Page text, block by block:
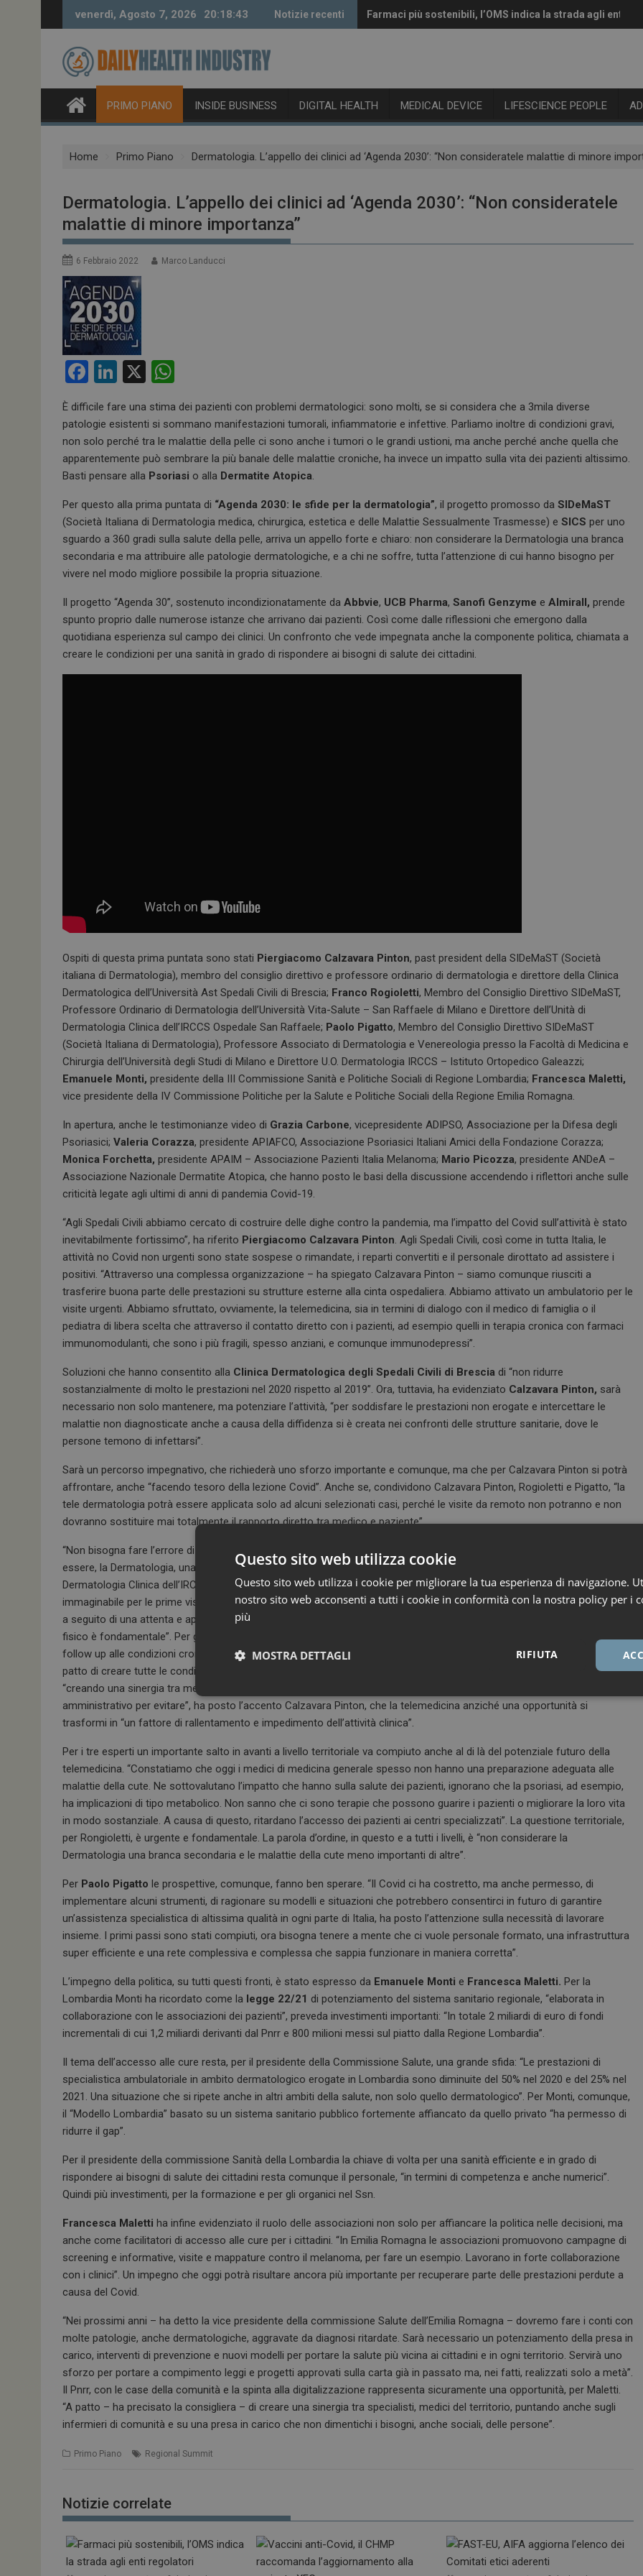
venerdì, Agosto 7, 2026 20:18:44 Notizie recenti Farmaci più sostenibili, l’OMS indica la strada agli enti
Vaccini anti-Covid, il CHMP raccomanda l’aggiornamento
PRIMO PIANO INSIDE BUSINESS DIGITAL HEALTH MEDICAL DEVICE LIFESCIENCE PEOPLE
Home Primo Piano Dermatologia. L’appello dei clinici ad ‘Agenda 2030’: “Non consideratele malattie di minore
Dermatologia. L’appello dei clinici ad ‘Agenda 2030’: “Non consideratele
malattie di minore importanza”
6 Febbraio 2022 Marco Landucci
F
ce
b
o
o
k
Li
ke
dI
n
X
at
s
A
p
p
È difficile fare una stima dei pazienti con problemi dermatologici: sono molti, se si considera che a 3mila diverse
patologie esistenti si sommano manifestazioni tumorali, infiammatorie e infettive. Parliamo inoltre di condizioni gravi,
non solo perché tra le malattie della pelle ci sono anche i tumori o le grandi ustioni, ma anche perché anche quella che
apparentemente può sembrare la più banale delle malattie croniche, ha invece un impatto sulla vita dei pazienti altissimo.
Basti pensare alla Psoriasi o alla Dermatite Atopica.
Per questo alla prima puntata di “Agenda 2030: le sfide per la dermatologia”, il progetto promosso da SIDeMaST
(Società Italiana di Dermatologia medica, chirurgica, estetica e delle Malattie Sessualmente Trasmesse) e SICS per uno
sguardo a 360 gradi sulla salute della pelle, arriva un appello forte e chiaro: non considerare la Dermatologia una branca
secondaria e ma attribuire alle patologie dermatologiche, e a chi ne soffre, tutta l’attenzione di cui hanno bisogno per
vivere nel modo migliore possibile la propria situazione.
Il progetto “Agenda 30”, sostenuto incondizionatamente da Abbvie, UCB Pharma, Sanofi Genzyme e Almirall, prende
spunto proprio dalle numerose istanze che arrivano dai pazienti. Così come dalle riflessioni che emergono dalla
quotidiana esperienza sul campo dei clinici. Un confronto che vede impegnata anche la componente politica, chiamata a
creare le condizioni per una sanità in grado di rispondere ai bisogni di salute dei cittadini.
Ospiti di questa prima puntata sono stati Piergiacomo Calzavara Pinton, past president della SIDeMaST (Società
italiana di Dermatologia), membro del consiglio direttivo e professore ordinario di dermatologia e direttore della Clinica
Dermatologica dell’Università Ast Spedali Civili di Brescia; Franco Rogioletti, Membro del Consiglio Direttivo SIDeMaST,
Professore Ordinario di Dermatologia dell’Università Vita-Salute – San Raffaele di Milano e Direttore dell’Unità di
Dermatologia Clinica dell’IRCCS Ospedale San Raffaele; Paolo Pigatto, Membro del Consiglio Direttivo SIDeMaST
(Società Italiana di Dermatologia), Professore Associato di Dermatologia e Venereologia presso la Facoltà di Medicina e
Chirurgia dell’Università degli Studi di Milano e Direttore U.O. Dermatologia IRCCS – Istituto Ortopedico Galeazzi;
Emanuele Monti, presidente della III Commissione Sanità e Politiche Sociali di Regione Lombardia; Francesca Maletti,
vice presidente della IV Commissione Politiche per la Salute e Politiche Sociali della Regione Emilia Romagna.
In apertura, anche le testimonianze video di Grazia Carbone, vicepresidente ADIPSO, Associazione per la Difesa degli
Psoriasici; Valeria Corazza, presidente APIAFCO, Associazione Psoriasici Italiani Amici della Fondazione Corazza;
Monica Forchetta, presidente APAIM – Associazione Pazienti Italia Melanoma; Mario Picozza, presidente ANDeA –
Associazione Nazionale Dermatite Atopica, che hanno posto le basi della discussione accendendo i riflettori anche sulle
criticità legate agli ultimi di anni di pandemia Covid-19.
“Agli Spedali Civili abbiamo cercato di costruire delle dighe contro la pandemia, ma l’impatto del Covid sull’attività è stato
inevitabilmente fortissimo”, ha riferito Piergiacomo Calzavara Pinton. Agli Spedali Civili, così come in tutta Italia, le
attività no Covid non urgenti sono state sospese o rimandate, i reparti convertiti e il personale dirottato ad assistere i
positivi. “Attraverso una complessa organizzazione – ha spiegato Calzavara Pinton – siamo comunque riusciti a
trasferire buona parte delle prestazioni su strutture esterne alla cinta ospedaliera. Abbiamo attivato un ambulatorio per le
visite urgenti. Abbiamo sfruttato, ovviamente, la telemedicina, sia in termini di dialogo con il medico di famiglia o il
pediatra di libera scelta che attraverso il contatto diretto con i pazienti, ad esempio quelli in terapia cronica con farmaci
immunomodulanti, che sono i più fragili, spesso anziani, e comunque immunodepressi”.
Soluzioni che hanno consentito alla Clinica Dermatologica degli Spedali Civili di Brescia di “non ridurre
sostanzialmente di molto le prestazioni nel 2020 rispetto al 2019”. Ora, tuttavia, ha evidenziato Calzavara Pinton, sarà
necessario non solo mantenere, ma potenziare l’attività, “per soddisfare le prestazioni non erogate e intercettare le
malattie non diagnosticate anche a causa della diffidenza si è creata nei confronti delle strutture sanitarie, dove le
persone temono di infettarsi”.
Sarà un percorso impegnativo, che richiederà uno sforzo importante e comunque, ma che per Calzavara Pinton si potrà
affrontare, anche “facendo tesoro della lezione Covid”. Anche se, condividono Calzavara Pinton, Rogioletti e Pigatto, “la
tele dermatologia potrà essere applicata solo ad alcuni selezionati casi, perché le visite da remoto non potranno e non
dovranno sostituire mai totalmente il rapporto diretto tra medico e paziente”.
“Non bisogna fare l’errore di considerare la consultazione telematica in Dermatologia una cosa semplice per il fatto di
essere, la Dermatologia, una scienza visiva la dermatologia”, ha spiegato Franco Rongioletti
Dermatologia Clinica dell’IRCCS Ospedale San Raffaele di Milano, ad esempio, la televisita è una pratica difficilmente
immaginabile per le prime visite: “Si pensi ai melanomi. La diagnosi non avviene perché è il paziente ad indicarci il neo, ma
a seguito di una attenta e approfondita mappatura del corpo. Nella fase di screening, prevenzione e diagnosi, il contatto
fisico è fondamentale”. Per gli esperti la “tele dermatologia” potrà comunque rivelarsi utile in molte altre occasioni, dai
follow up alle condizioni croniche, purché sia diano “risposte ai problemi irrisolti”, come quelli inerenti “la privacy”, e a
patto di creare tutte le condizioni strutturali e organizzative per realizzare veri e propri “network telematici”. Dunque
“creando una sinergia tra medici ospedalieri e medici del territorio, supportati dagli infermieri ma anche da personale
amministrativo per evitare”, ha posto l’accento Calzavara Pinton, che la telemedicina anziché una opportunità si
trasformi in “un fattore di rallentamento e impedimento dell’attività clinica”.
Per i tre esperti un importante salto in avanti a livello territoriale va compiuto anche al di là del potenziale futuro della
telemedicina. “Constatiamo che oggi i medici di medicina generale spesso non hanno una preparazione adeguata alle
malattie della cute. Ne sottovalutano l’impatto che hanno sulla salute dei pazienti, ignorano che la psoriasi, ad esempio,
ha implicazioni di tipo metabolico. Non sanno che ci sono terapie che possono guarire i pazienti o migliorare la loro vita
in modo sostanziale. A causa di questo, ritardano l’accesso dei pazienti ai centri specializzati”. La questione territoriale,
per Rongioletti, è urgente e fondamentale. La parola d’ordine, in questo e a tutti i livelli, è “non considerare la
Dermatologia una branca secondaria e le malattie della cute meno importanti di altre”.
Per Paolo Pigatto le prospettive, comunque, fanno ben sperare. “Il Covid ci ha costretto, ma anche permesso, di
implementare alcuni strumenti, di ragionare su modelli e situazioni che potrebbero consentirci in futuro di garantire
un’assistenza specialistica di altissima qualità in ogni parte di Italia, ha posto l’attenzione sulla necessità di lavorare
insieme. I primi passi sono stati compiuti, ora bisogna tenere a mente che ci vuole personale formato, una infrastruttura
super efficiente e una rete complessiva e complessa che sappia funzionare in maniera corretta”.
L’impegno della politica, su tutti questi fronti, è stato espresso da Emanuele Monti e Francesca Maletti. Per la
Lombardia Monti ha ricordato come la legge 22/21 di potenziamento del sistema sanitario regionale, “elaborata in
collaborazione con le associazioni dei pazienti”, preveda investimenti importanti: “In totale 2 miliardi di euro di fondi
incrementali di cui 1,2 miliardi derivanti dal Pnrr e 800 milioni messi sul piatto dalla Regione Lombardia”.
Il tema dell’accesso alle cure resta, per il presidente della Commissione Salute, una grande sfida: “Le prestazioni di
specialistica ambulatoriale in ambito dermatologico erogate in Lombardia sono diminuite del 50% nel 2020 e del 25% nel
2021. Una situazione che si ripete anche in altri ambiti della salute, non solo quello dermatologico”. Per Monti, comunque,
il “Modello Lombardia” basato su un sistema sanitario pubblico fortemente affiancato da quello privato “ha permesso di
ridurre il gap”.
Per il presidente della commissione Sanità della Lombardia la chiave di volta per una sanità efficiente e in grado di
rispondere ai bisogni di salute dei cittadini resta comunque il personale, “in termini di competenza e anche numerici”.
Quindi più investimenti, per la formazione e per gli organici nel Ssn.
Francesca Maletti ha infine evidenziato il ruolo delle associazioni non solo per affiancare la politica nelle decisioni, ma
anche come facilitatori di accesso alle cure per i cittadini. “In Emilia Romagna le associazioni promuovono campagne di
screening e informative, visite e mappature contro il melanoma, per fare un esempio. Lavorano in forte collaborazione
con i clinici”. Un impegno che oggi potrà risultare ancora più importante per recuperare parte delle prestazioni perdute a
causa del Covid.
“Nei prossimi anni – ha detto la vice presidente della commissione Salute dell’Emilia Romagna – dovremo fare i conti con
molte patologie, anche dermatologiche, aggravate da diagnosi ritardate. Sarà necessario un potenziamento della presa in
carico, interventi di prevenzione e nuovi modelli per portare la salute più vicina ai cittadini e in ogni territorio. Servirà uno
sforzo per portare a compimento leggi e progetti approvati sulla carta già in passato ma, nei fatti, realizzati solo a metà”.
Il Pnrr, con le case della comunità e la spinta alla digitalizzazione rappresenta sicuramente una opportunità, per Maletti.
“A patto – ha precisato la consigliera – di creare una sinergia tra specialisti, medici del territorio, puntando anche sugli
infermieri di comunità e su una presa in carico che non dimentichi i bisogni, anche sociali, delle persone”.
Primo Piano Regional Summit
Notizie correlate
Questo sito web utilizza cookie
Questo sito web utilizza i cookie per migliorare la tua esperienza di navigazione.
nostro sito web acconsenti a tutti i cookie in conformità con la nostra policy per i
più
RIFIUTA
MOSTRA DETTAGLI
Necessari Marketing
Necessari Marketing
I cookie necessari contribuiscono a rendere fruibile il sito web abilitandone funzionalità di base quali la
e l'accesso alle aree protette del sito. Il sito web non è in grado di funzionare correttamente senza questi
NOME
FORNITORE / DOMINIO SCADENZA
_ga
Google LLC
.dailyhealthindustry.it
1 anno 1
mese
Questo nome di cookie è associato a
Analytics, che è un aggiornamento
servizio di analisi più comunemente
Questo cookie viene utilizzato per
unici assegnando un numero
come identificatore del cliente. È
di pagina in un sito e utilizzato per
visitatori, sessioni e campagne per i
ARRAffinitySameSite
Microsoft Corporation
.www.dailyhealthindustry.it
Sessione
Quando si utilizza Microsoft Azure
cookie garantisce che le richieste di
navigazione del visitatore siano
stesso server nel cluster.
Sessione
mantenere le variabili di sessione
un numero generato in modo
viene utilizzato può essere specifico
buon esempio è mantenere uno stato
utente tra le pagine.
ARRAffinity
Microsoft Corporation
.www.dailyhealthindustry.it
Sessione
Questo cookie viene impostato dai
piattaforma cloud Windows Azure.
_ga_Z2VT792F98
.dailyhealthindustry.it
1 anno 1
mese
Questo cookie viene utilizzato da
mantenere lo stato della sessione.
tracking-sites-
enable
www.dailyhealthindustry.it
4
2 giorni
Questo cookie è impostato
cookie dei visitatori. È necessario
di Cookie-Script.com funzioni
__Secure-ROLLOUT_TOKEN
.youtube.com
5 mesi 4
settimane
Questo cookie è impostato
gestione dell'autenticazione e
personalizzazione
VISITOR_PRIVACY_METADATA
YouTube
.youtube.com
5 mesi 4
settimane
Questo cookie viene
le scelte di consenso e